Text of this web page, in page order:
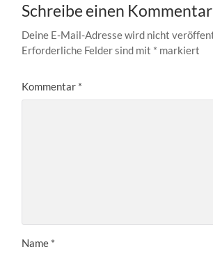
Schreibe einen Kommentar
Deine E-Mail-Adresse wird nicht
Erforderliche Felder sind mit * markiert
Kommentar *
Name *